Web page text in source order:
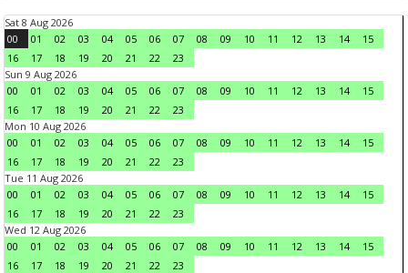
Sat 8 Aug 2026
00
01 02 03 04 05 06 07 08 09 10 11 12 13 14
15
16
17 18 19 20 21 22
23
Sun 9 Aug 2026
00
01 02 03 04 05 06 07 08 09 10 11 12 13 14
15
16
17 18 19 20 21 22
23
Mon 10 Aug 2026
00
01 02 03 04 05 06 07 08 09 10 11 12 13 14
15
16
17 18 19 20 21 22
23
Tue 11 Aug 2026
00
01 02 03 04 05 06 07 08 09 10 11 12 13 14
15
16
17 18 19 20 21 22
23
Wed 12 Aug 2026
00
01 02 03 04 05 06 07 08 09 10 11 12 13 14
15
16
17 18 19 20 21 22
23